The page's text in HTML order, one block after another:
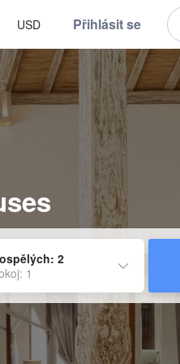
USD Přihlásit se
2
1